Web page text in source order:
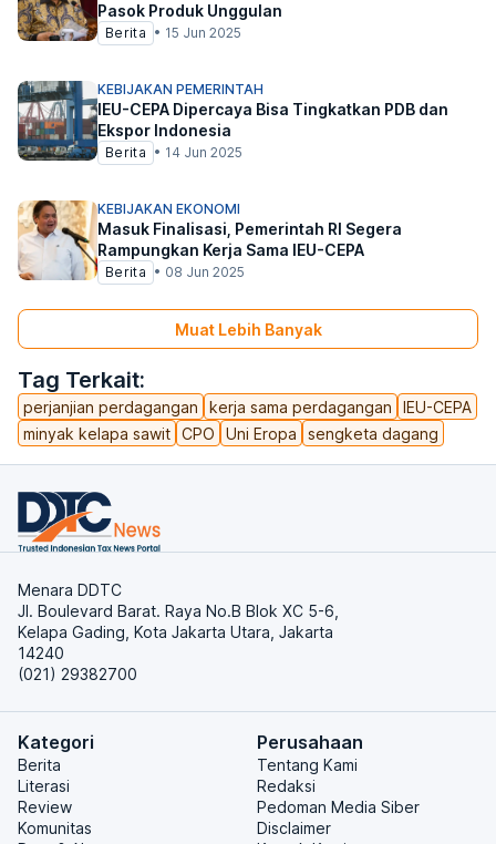
Tag Terkait:
perjanjian perdagangan kerja sama perdagangan
IEU-CEPA
minyak kelapa sawit CPO Uni Eropa sengketa dagang
Pasok Produk Unggulan
Berita • 15 Jun 2025
KEBIJAKAN PEMERINTAH
IEU-CEPA Dipercaya Bisa Tingkatkan PDB dan
Ekspor Indonesia
Berita • 14 Jun 2025
KEBIJAKAN EKONOMI
Masuk Finalisasi, Pemerintah RI Segera
Rampungkan Kerja Sama IEU-CEPA
Berita • 08 Jun 2025
Muat Lebih Banyak
Menara DDTC
Jl. Boulevard Barat. Raya No.B Blok XC 5-6,
Kelapa Gading, Kota Jakarta Utara, Jakarta
14240
(021) 29382700
Kategori
Berita
Literasi
Review
Komunitas
Perusahaan
Tentang Kami
Redaksi
Pedoman Media Siber
Disclaimer